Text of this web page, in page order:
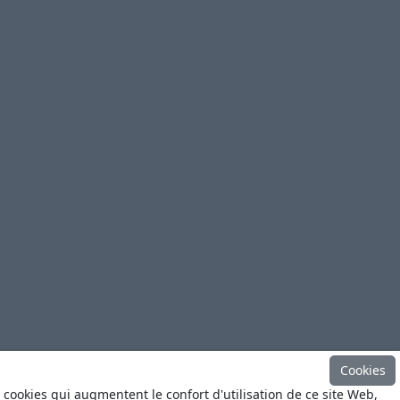
Cookies
qui augmentent le confort d'utilisation de ce site Web,